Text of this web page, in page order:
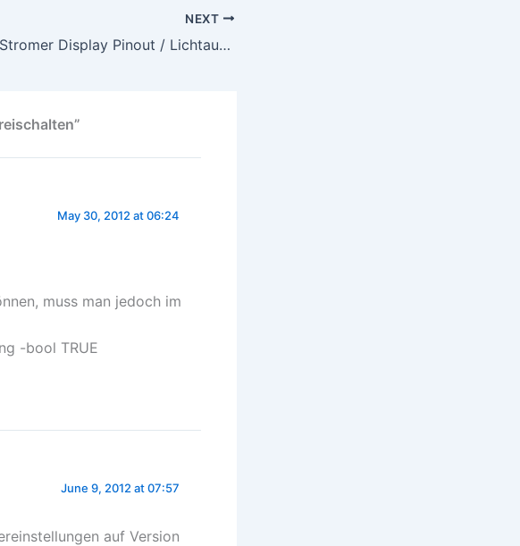
NEXT
Stromer Display Pinout / Lichtautomatik
May 30, 2012 at 06:24
muss man jedoch im
-bool TRUE
June 9, 2012 at 07:57
auf Version